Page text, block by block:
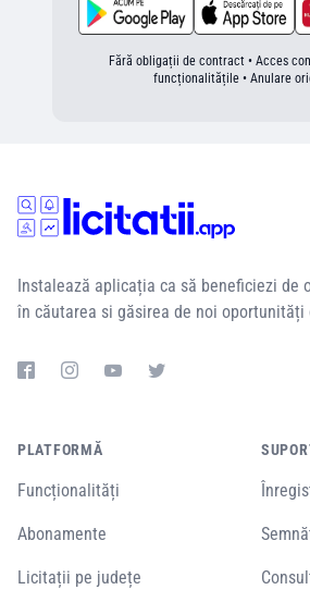
Fără obligații de contract • Acces
funcționalitățile • Anulare
Instalează aplicația ca să beneficiezi de
în căutarea si găsirea de noi oportunități
PLATFORMĂ
Funcționalități
Abonamente
Licitații pe județe